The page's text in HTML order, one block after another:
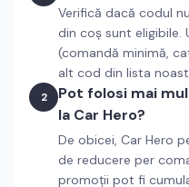
Verifică dacă codul
din coș sunt eligibile.
(comandă minimă,
alt cod din lista
2
Pot folosi mai
la Car Hero?
De obicei, Car Hero
de reducere per
promoții pot fi